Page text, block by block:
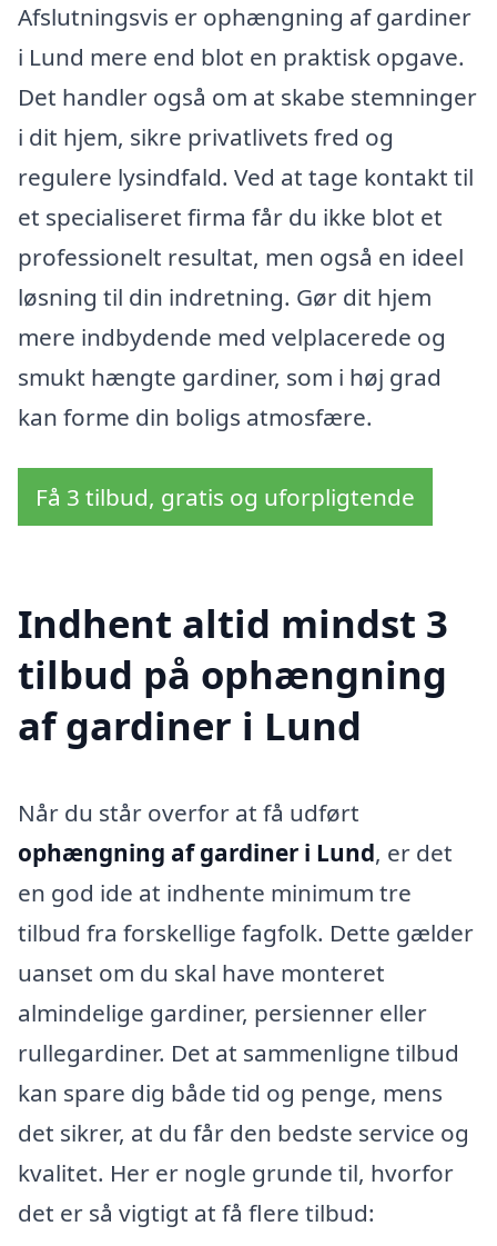
Afslutningsvis er ophængning af gardiner
i Lund mere end blot en praktisk opgave.
Det handler også om at skabe stemninger
i dit hjem, sikre privatlivets fred og
regulere lysindfald. Ved at tage kontakt til
et specialiseret firma får du ikke blot et
professionelt resultat, men også en ideel
løsning til din indretning. Gør dit hjem
mere indbydende med velplacerede og
smukt hængte gardiner, som i høj grad
kan forme din boligs atmosfære.
Få 3 tilbud, gratis og uforpligtende
Indhent altid mindst 3
tilbud på ophængning
af gardiner i Lund
Når du står overfor at få udført
ophængning af gardiner i Lund, er det
en god ide at indhente minimum tre
tilbud fra forskellige fagfolk. Dette gælder
uanset om du skal have monteret
almindelige gardiner, persienner eller
rullegardiner. Det at sammenligne tilbud
kan spare dig både tid og penge, mens
det sikrer, at du får den bedste service og
kvalitet. Her er nogle grunde til, hvorfor
det er så vigtigt at få flere tilbud: